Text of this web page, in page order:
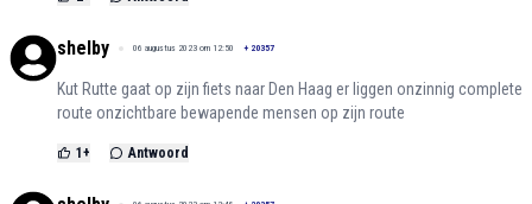
shelby 06 augustus 2023 om 12:50 + 20357
Kut Rutte gaat op zijn fiets naar Den Haag er liggen onzinnig complete
route onzichtbare bewapende mensen op zijn route
1 + Antwoord